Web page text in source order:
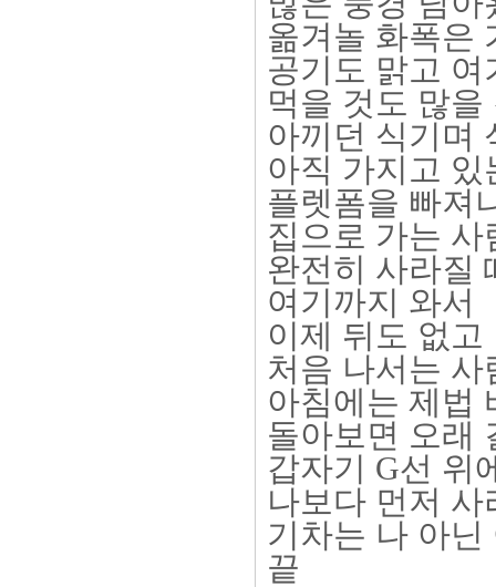
옮겨놀 화폭은
공기도 맑고 여
먹을 것도 많을
아끼던 식기며
아직 가지고
플렛폼을 빠져
집으로 가는 사
완전히 사라질
여기까지 와서
이제 뒤도 없고
처음 나서는 사
아침에는 제법
돌아보면 오래
갑자기 G선 위
나보다 먼저
기차는 나 아
끝